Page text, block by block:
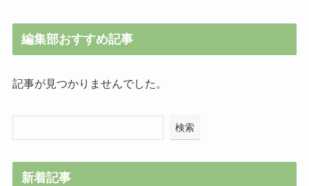
編集部おすすめ記事
記事が見つかりませんでした。
検索
新着記事